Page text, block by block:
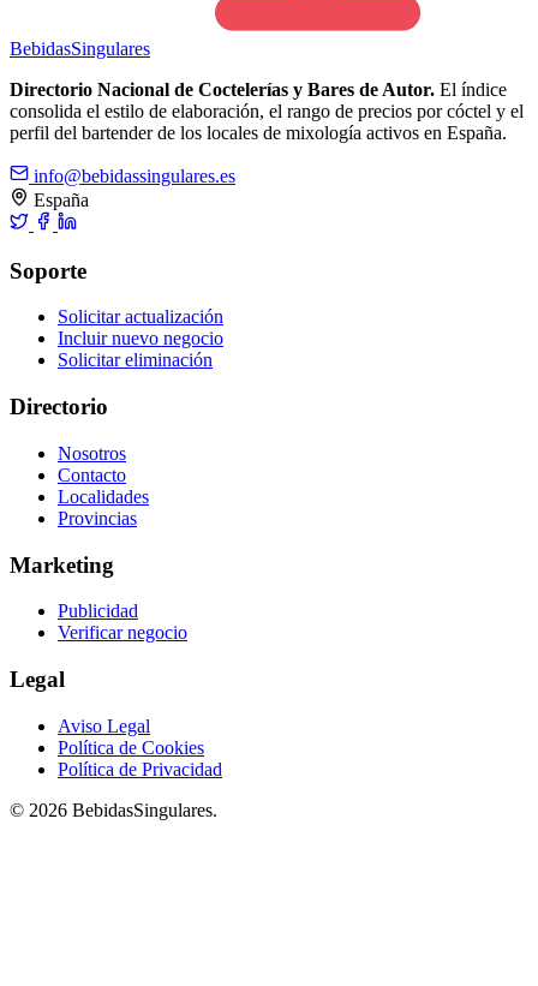
BebidasSingulares
Directorio Nacional de Coctelerías y Bares de Autor. El índice
consolida el estilo de elaboración, el rango de precios por cóctel y el
perfil del bartender de los locales de mixología activos en España.
info@bebidassingulares.es
España
Soporte
Solicitar actualización
Incluir nuevo negocio
Solicitar eliminación
Directorio
Nosotros
Contacto
Localidades
Provincias
Marketing
Publicidad
Verificar negocio
Legal
Aviso Legal
Política de Cookies
Política de Privacidad
© 2026 BebidasSingulares.